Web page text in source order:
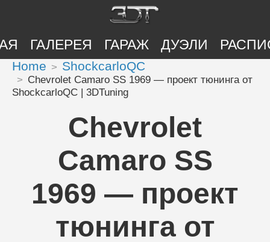
ГАЛЕРЕЯ ГАРАЖ ДУЭЛИ
Home ShockcarloQC
Chevrolet Camaro SS 1969 — проект тюнинга от
ShockcarloQC | 3DTuning
Chevrolet
Camaro SS
1969 — проект
тюнинга от